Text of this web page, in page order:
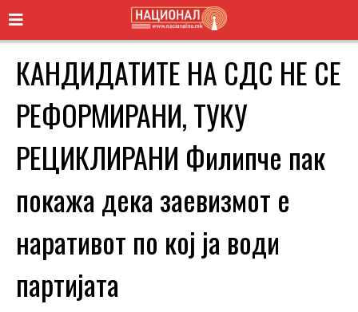
КАНДИДАТИТЕ НА СДС НЕ СЕ
РЕФОРМИРАНИ, ТУКУ
РЕЦИКЛИРАНИ Филипче пак
покажа дека заевизмот е
наративот по кој ја води
партијата